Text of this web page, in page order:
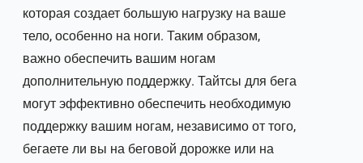
которая создает большую нагрузку на ваше
тело, особенно на ноги. Таким образом,
важно обеспечить вашим ногам
дополнительную поддержку. Тайтсы для бега
могут эффективно обеспечить необходимую
поддержку вашим ногам, независимо от того,
бегаете ли вы на беговой дорожке или на